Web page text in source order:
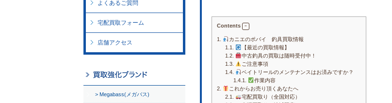
Contents
1.
カニエのポパイ 釣具買取情報
1.1.
【最近の買取情報】
1.2.
中古釣具の買取は随時受付中！
1.3.
ご注意事項
1.4.
ベイトリールのメンテナンスはお済みですか？
1.4.1.
作業内容
2.
これからお売り頂くあなたへ
2.1.
宅配買取り（全国対応）
よくあるご質問
宅配買取フォーム
店舗アクセス
Megabass(メガバス)